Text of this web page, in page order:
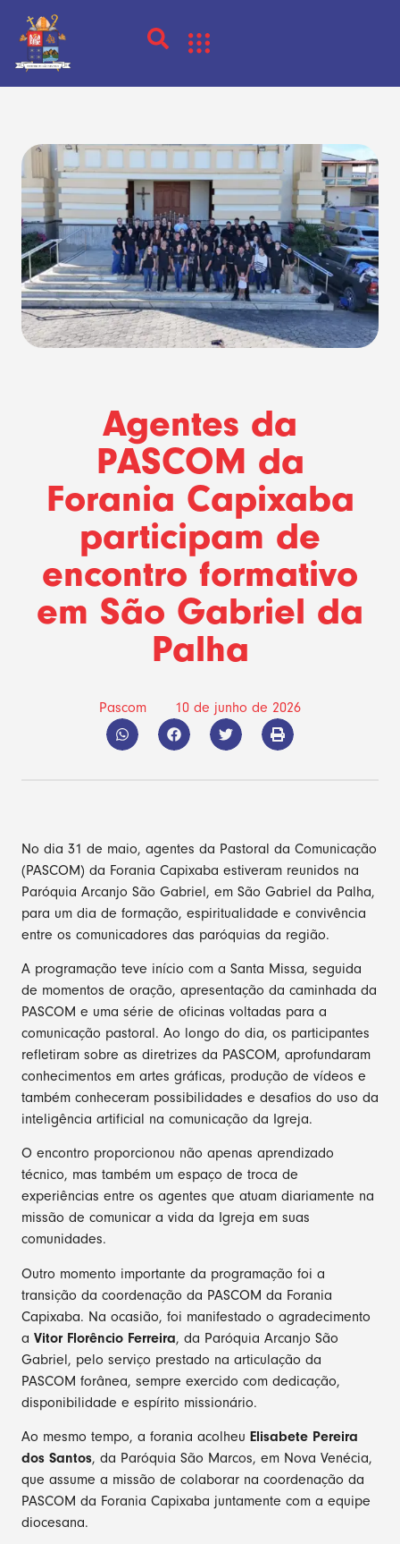
Agentes da
PASCOM da
Forania Capixaba
participam de
encontro formativo
em São Gabriel da
Palha
Pascom 10 de junho de 2026
No dia 31 de maio, agentes da Pastoral da Comunicação
(PASCOM) da Forania Capixaba estiveram reunidos na
Paróquia Arcanjo São Gabriel, em São Gabriel da Palha,
para um dia de formação, espiritualidade e convivência
entre os comunicadores das paróquias da região.
A programação teve início com a Santa Missa, seguida
de momentos de oração, apresentação da caminhada da
PASCOM e uma série de oficinas voltadas para a
comunicação pastoral. Ao longo do dia, os participantes
refletiram sobre as diretrizes da PASCOM, aprofundaram
conhecimentos em artes gráficas, produção de vídeos e
também conheceram possibilidades e desafios do uso da
inteligência artificial na comunicação da Igreja.
O encontro proporcionou não apenas aprendizado
técnico, mas também um espaço de troca de
experiências entre os agentes que atuam diariamente na
missão de comunicar a vida da Igreja em suas
comunidades.
Outro momento importante da programação foi a
transição da coordenação da PASCOM da Forania
Capixaba. Na ocasião, foi manifestado o agradecimento
a Vitor Florêncio Ferreira, da Paróquia Arcanjo São
Gabriel, pelo serviço prestado na articulação da
PASCOM forânea, sempre exercido com dedicação,
disponibilidade e espírito missionário.
Ao mesmo tempo, a forania acolheu Elisabete Pereira
dos Santos, da Paróquia São Marcos, em Nova Venécia,
que assume a missão de colaborar na coordenação da
PASCOM da Forania Capixaba juntamente com a equipe
diocesana.